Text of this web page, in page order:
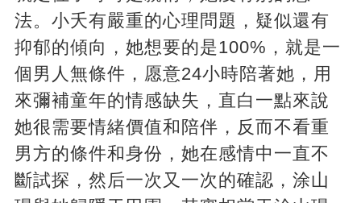
法。小夭有嚴重的心理問題，疑似還有
抑郁的傾向，她想要的是100%，就是一
個男人無條件，愿意24小時陪著她，用
來彌補童年的情感缺失，直白一點來說
她很需要情緒價值和陪伴，反而不看重
男方的條件和身份，她在感情中一直不
斷試探，然后一次又一次的確認，涂山